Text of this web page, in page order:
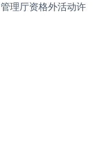
理厅资格外活动许